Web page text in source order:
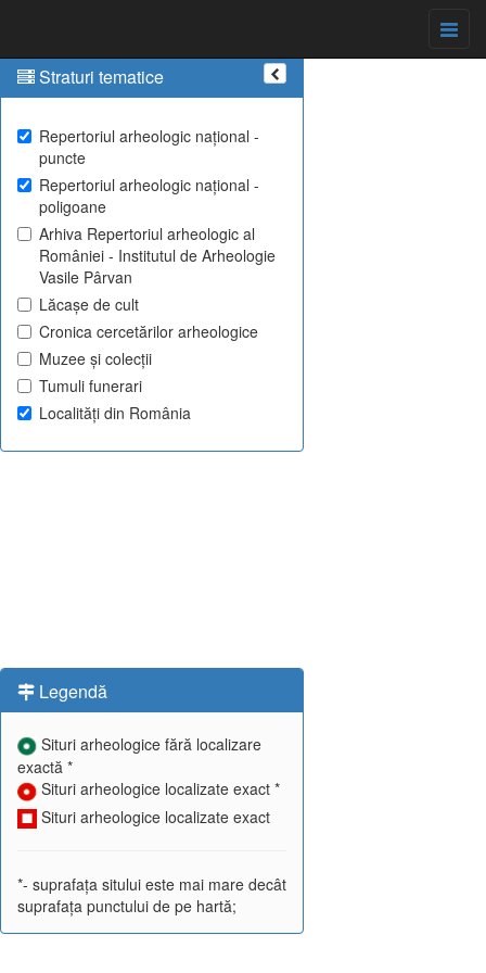
Straturi tematice
Repertoriul arheologic național -
puncte
Repertoriul arheologic național -
poligoane
Arhiva Repertoriul arheologic al
României - Institutul de Arheologie
Vasile Pârvan
Lăcașe de cult
Cronica cercetărilor arheologice
Muzee și colecții
Tumuli funerari
Localități din România
Legendă
Situri arheologice fără localizare
exactă *
Situri arheologice localizate exact *
Situri arheologice localizate exact
*- suprafața sitului este mai mare decât
suprafața punctului de pe hartă;